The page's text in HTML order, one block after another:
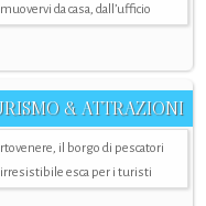
muovervi da casa, dall’ufficio
& ATTRAZIONI
il borgo di pescatori
irresistibile esca per i turisti